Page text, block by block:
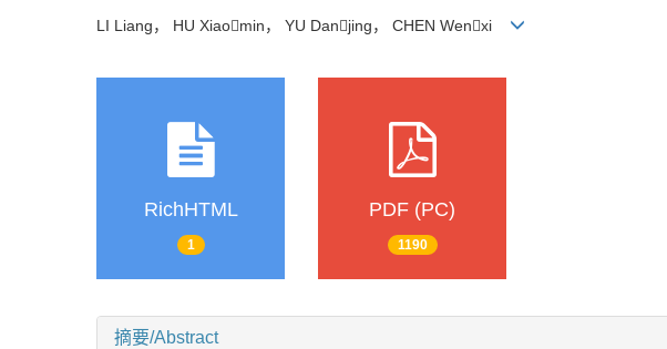
LI Liang， HU Xiaomin， YU Danjing， CHEN Wenxi
RichHTML
1
PDF (PC)
1190
摘要/Abstract